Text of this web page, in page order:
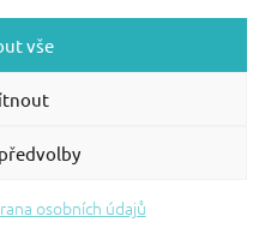
vše
osobních údajů